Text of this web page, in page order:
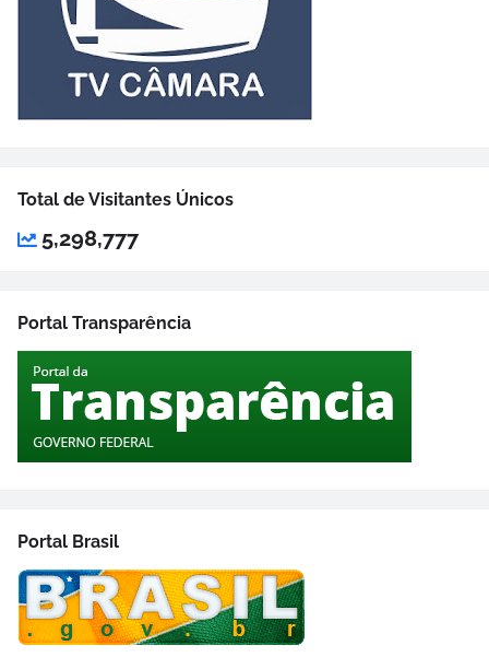
Total de Visitantes Únicos
5,298,777
Portal Transparência
Portal Brasil